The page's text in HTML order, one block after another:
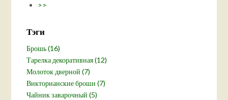
>>
Тэги
Брошь (16)
Тарелка декоративная (12)
Молоток дверной (7)
Викторианские броши (7)
Чайник заварочный (5)